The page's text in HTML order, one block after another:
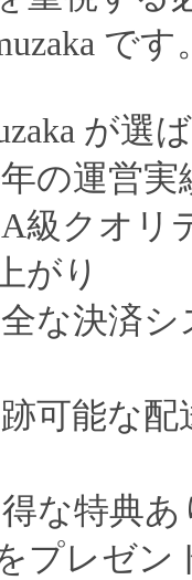
です
が選
の運営
級クオリ
がり
な決済
可能な
な特典
プレゼン